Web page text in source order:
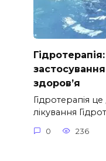
здоров’я
Гідротерапія
лікування
0 236